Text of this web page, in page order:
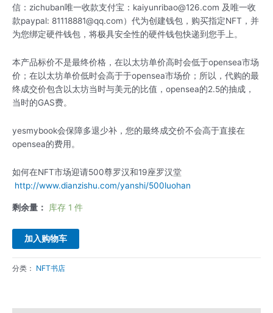
信：zichuban唯一收款支付宝：kaiyunribao@126.com 及唯一收
款paypal: 81118881@qq.com）代为创建钱包，购买指定NFT，并
为您绑定硬件钱包，将极具安全性的硬件钱包快递到您手上。
本产品标价不是最终价格，在以太坊单价高时会低于opensea市场
价；在以太坊单价低时会高于于opensea市场价；所以，代购的最
终成交价包含以太坊当时与美元的比值，opensea的2.5的抽成，
当时的GAS费。
yesmybook会保障多退少补，您的最终成交价不会高于直接在
opensea的费用。
如何在NFT市场迎请500尊罗汉和19座罗汉堂
http://www.dianzishu.com/yanshi/500luohan
剩余量： 库存 1 件
数
量
加入购物车
分类： NFT书店